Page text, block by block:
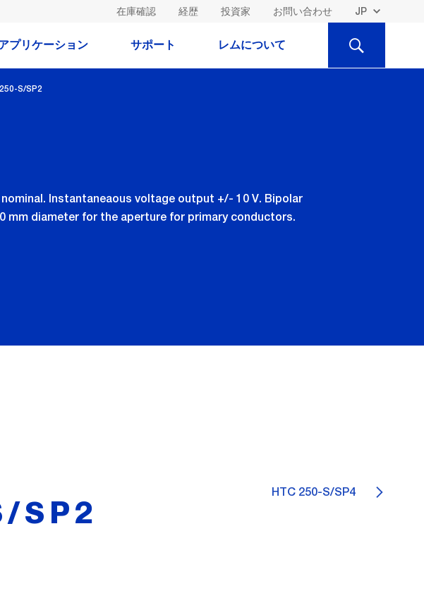
在庫確認 経歴 投資家 お問い合わせ
プリケーション サポート レムについて
検
S/SP2
Instantaneaous voltage output +/- 10 V. Bipolar
mm diameter for the aperture for primary conductors.
HTC 250-S/SP4
SP2